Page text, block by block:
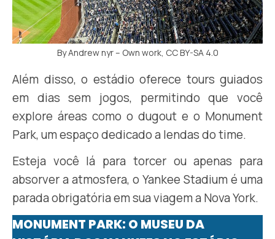
By Andrew nyr – Own work, CC BY-SA 4.0
Além disso, o estádio oferece tours guiados
em dias sem jogos, permitindo que você
explore áreas como o dugout e o Monument
Park, um espaço dedicado a lendas do time.
Esteja você lá para torcer ou apenas para
absorver a atmosfera, o Yankee Stadium é uma
parada obrigatória em sua viagem a Nova York.
MONUMENT PARK: O MUSEU DA